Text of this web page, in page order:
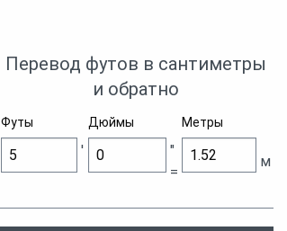
Перевод футов в сантиметры
и обратно
Футы Дюймы Метры
'
"
=
м